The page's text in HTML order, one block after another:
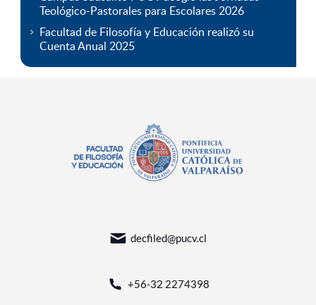
Teológico-Pastorales para Escolares 2026
Facultad de Filosofía y Educación realizó su
Cuenta Anual 2025
decfiled@pucv.cl
+56-32 2274398